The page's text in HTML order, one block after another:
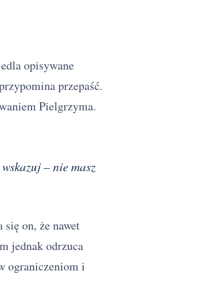
opisywane
przepaść.
Pielgrzyma.
– nie masz
on, że nawet
jednak odrzuca
ograniczeniom i